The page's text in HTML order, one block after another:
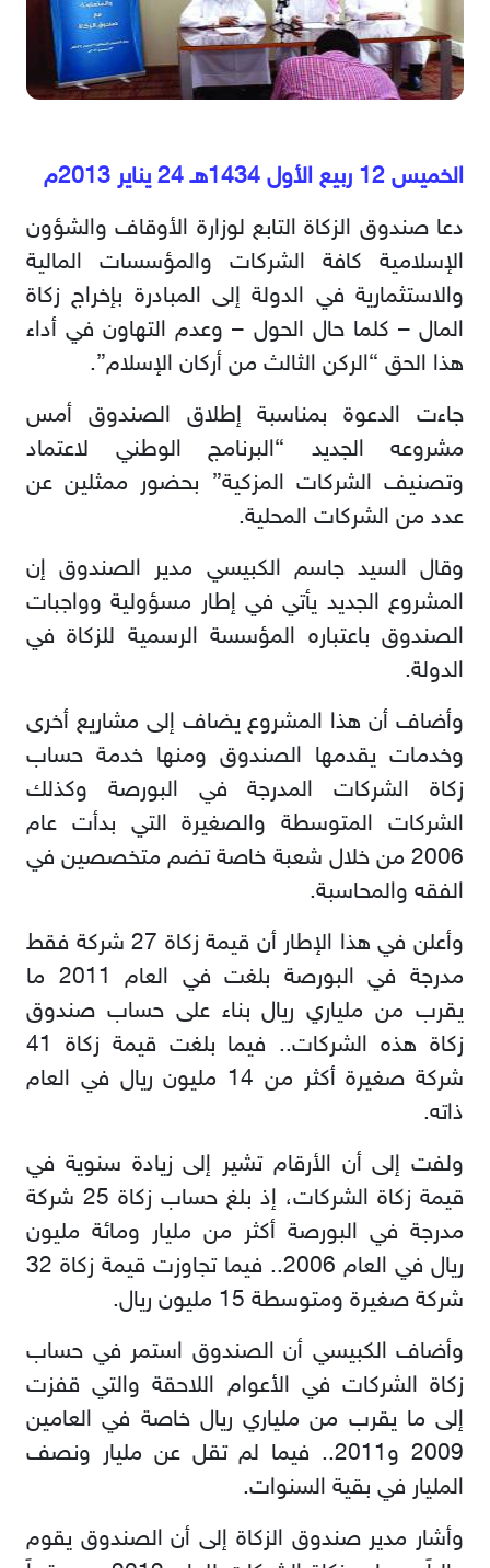
الخميس 12 ربيع الأول 1434هـ 24 يناير 2013م
دعا صندوق الزكاة التابع لوزارة الأوقاف والشؤون
الإسلامية كافة الشركات والمؤسسات المالية
والاستثمارية في الدولة إلى المبادرة بإخراج زكاة
المال – كلما حال الحول – وعدم التهاون في أداء
هذا الحق “الركن الثالث من أركان الإسلام”.
جاءت الدعوة بمناسبة إطلاق الصندوق أمس
مشروعه الجديد “البرنامج الوطني لاعتماد
وتصنيف الشركات المزكية” بحضور ممثلين عن
عدد من الشركات المحلية.
وقال السيد جاسم الكبيسي مدير الصندوق إن
المشروع الجديد يأتي في إطار مسؤولية وواجبات
الصندوق باعتباره المؤسسة الرسمية للزكاة في
الدولة.
وأضاف أن هذا المشروع يضاف إلى مشاريع أخرى
وخدمات يقدمها الصندوق ومنها خدمة حساب
زكاة الشركات المدرجة في البورصة وكذلك
الشركات المتوسطة والصغيرة التي بدأت عام
2006 من خلال شعبة خاصة تضم متخصصين في
الفقه والمحاسبة.
وأعلن في هذا الإطار أن قيمة زكاة 27 شركة فقط
مدرجة في البورصة بلغت في العام 2011 ما
يقرب من ملياري ريال بناء على حساب صندوق
زكاة هذه الشركات.. فيما بلغت قيمة زكاة 41
شركة صغيرة أكثر من 14 مليون ريال في العام
ذاته.
ولفت إلى أن الأرقام تشير إلى زيادة سنوية في
قيمة زكاة الشركات، إذ بلغ حساب زكاة 25 شركة
مدرجة في البورصة أكثر من مليار ومائة مليون
ريال في العام 2006.. فيما تجاوزت قيمة زكاة 32
شركة صغيرة ومتوسطة 15 مليون ريال.
وأضاف الكبيسي أن الصندوق استمر في حساب
زكاة الشركات في الأعوام اللاحقة والتي قفزت
إلى ما يقرب من ملياري ريال خاصة في العامين
2009 و2011.. فيما لم تقل عن مليار ونصف
المليار في بقية السنوات.
وأشار مدير صندوق الزكاة إلى أن الصندوق يقوم